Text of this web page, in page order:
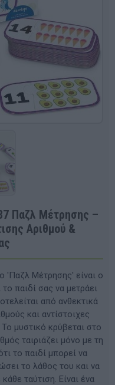
Παζλ Μέτρησης –
Αριθμού &
'Παζλ Μέτρησης' είναι ο
παιδί σας να μετράει
από ανθεκτικά
και αντίστοιχες
μυστικό κρύβεται στο
ταιριάζει μόνο με τη
το παιδί μπορεί να
το λάθος του και να
ταύτιση. Είναι ένα